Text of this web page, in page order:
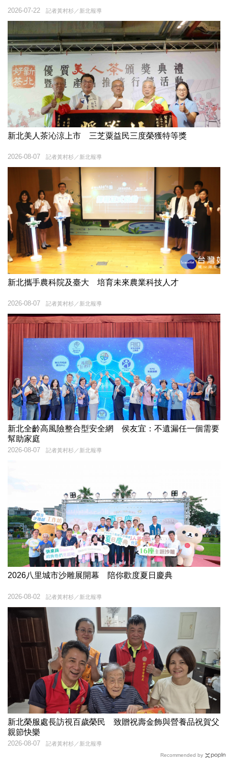
記者黃村杉／新北報導
2026-07-22
新北美人茶沁涼上市 三芝粟益民三度榮獲特等獎
記者黃村杉／新北報導
2026-08-07
新北攜手農科院及臺大 培育未來農業科技人才
記者黃村杉／新北報導
2026-08-07
新北全齡高風險整合型安全網 侯友宜：不遺漏任一個需要
幫助家庭
記者黃村杉／新北報導
2026-08-07
2026八里城市沙雕展開幕 陪你歡度夏日慶典
記者黃村杉／新北報導
2026-08-02
新北榮服處長訪視百歲榮民 致贈祝壽金飾與營養品祝賀父
親節快樂
記者黃村杉／新北報導
2026-08-07
Recommended by